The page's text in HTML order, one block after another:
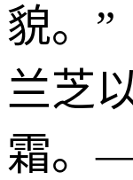
貌。”
兰芝
霜。